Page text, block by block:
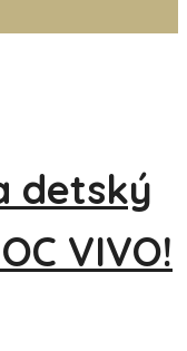
detský
VIVO!